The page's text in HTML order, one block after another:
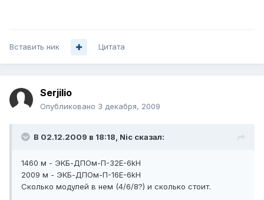
Вставить ник Цитата
Serjilio
Опубликовано 3 декабря, 2009
В 02.12.2009 в 18:18, Nic сказал:
1460 м - ЭКБ-ДПОм-П-32E-6kН
2009 м - ЭКБ-ДПОм-П-16E-6kН
Сколько модулей в нем (4/6/8?) и сколько стоит.